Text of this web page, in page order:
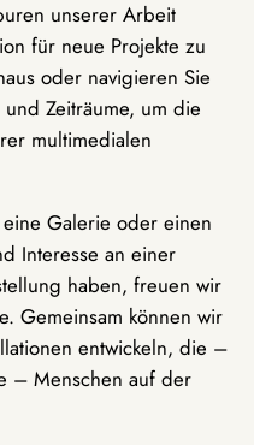
unserer Arbeit
für neue Projekte zu
oder navigieren Sie
Zeiträume, um die
multimedialen
Galerie oder einen
Interesse an einer
haben, freuen wir
Gemeinsam können wir
entwickeln, die –
– Menschen auf der